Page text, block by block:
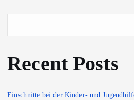
Recent Posts
Einschnitte bei der Kinder- und